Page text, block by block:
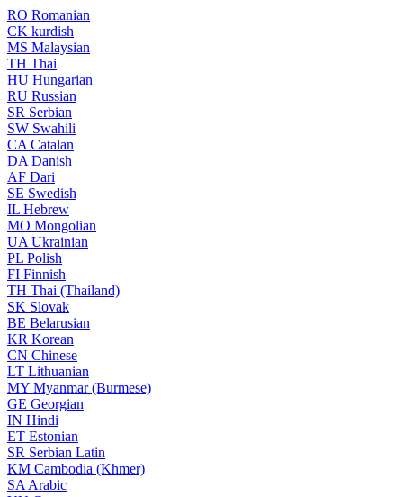
RO Romanian
CK kurdish
MS Malaysian
TH Thai
HU Hungarian
RU Russian
SR Serbian
SW Swahili
CA Catalan
DA Danish
AF Dari
SE Swedish
IL Hebrew
MO Mongolian
UA Ukrainian
PL Polish
FI Finnish
TH Thai (Thailand)
SK Slovak
BE Belarusian
KR Korean
CN Chinese
LT Lithuanian
MY Myanmar (Burmese)
GE Georgian
IN Hindi
ET Estonian
SR Serbian Latin
KM Cambodia (Khmer)
SA Arabic